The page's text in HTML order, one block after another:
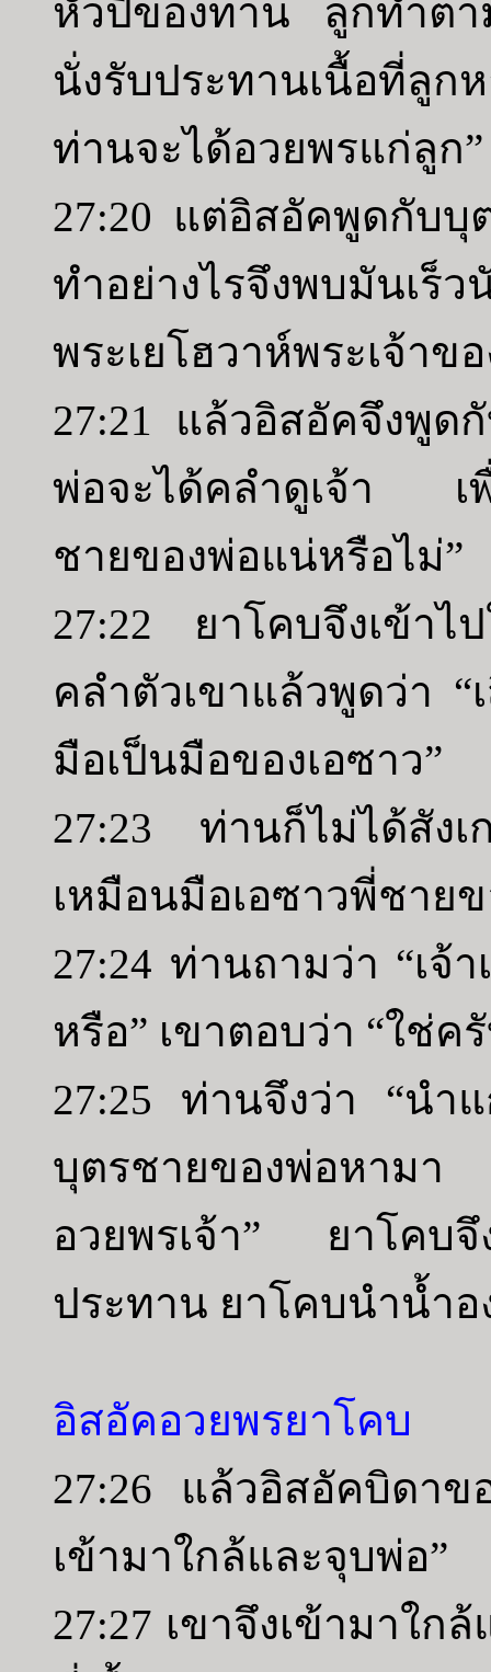
หัวปีของท่าน ลูกทำต
นั่งรับประทานเนื้อที่ลู
ท่านจะได้อวยพรแก่ลูก”
27:20 แต่อิสอัคพูดกับบุ
ทำอย่างไรจึงพบมันเร็
พระเยโฮวาห์พระเจ้า
27:21 แล้วอิสอัคจึงพูด
พ่อจะได้คลำดูเจ้า เพื่
ชายของพ่อแน่หรือไม่”
27:22 ยาโคบจึงเข้า
คลำตัวเขาแล้วพูดว่า “
มือเป็นมือของเอซาว”
27:23 ท่านก็ไม่ได้สัง
เหมือนมือเอซาวพี่ชาย
27:24 ท่านถามว่า “เจ้
หรือ” เขาตอบว่า “ใช่ค
27:25 ท่านจึงว่า “นำ
บุตรชายของพ่อหาม
อวยพรเจ้า” ยาโคบ
ประทาน ยาโคบนำน้ำ
อิสอัคอวยพรยาโคบ
27:26 แล้วอิสอัคบิดาข
เข้ามาใกล้และจุบพ่อ”
27:27 เขาจึงเข้ามาใ